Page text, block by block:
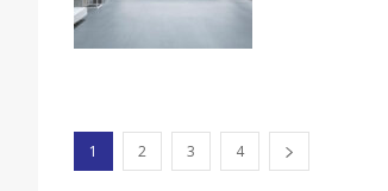
1 2 3 4